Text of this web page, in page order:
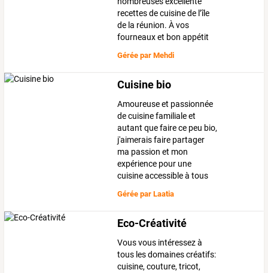
recettes de cuisine de l’île
de la réunion. À vos
fourneaux et bon appétit
Gérée parMehdi
Cuisine bio
Amoureuse et passionnée
de cuisine familiale et
autant que faire ce peu bio,
j'aimerais faire partager
ma passion et mon
expérience pour une
cuisine accessible à tous
Gérée parLaatia
Eco-Créativité
Vous vous intéressez à
tous les domaines créatifs:
cuisine, couture, tricot,